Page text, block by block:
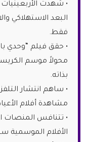
• شهدت الأربعينيات
البعد الاستهلاكي
فقط.
محولاً موسم
بذاته.
• ساهم انتشار
مشاهدة أفلام
• تتنافس المنصات
الأفلام الموسمية